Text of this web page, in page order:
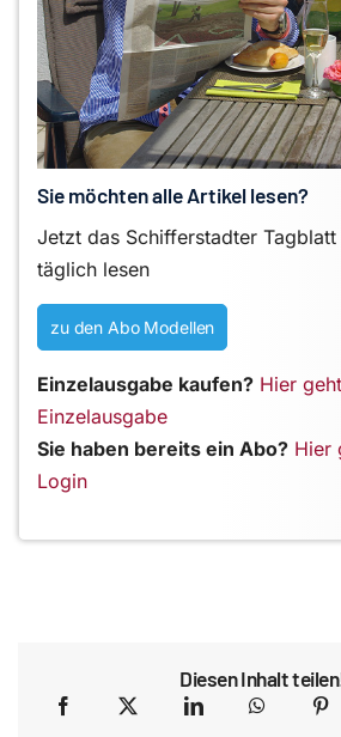
Sie möchten alle Artikel lesen?
Jetzt das Schifferstadter
täglich lesen
zu den Abo Modellen
Einzelausgabe kaufen? Hier
Einzelausgabe
Sie haben bereits ein Abo? Hier
Login
Diesen Inhalt